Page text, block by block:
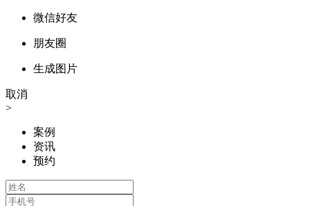
微信好友
朋友圈
生成图片
取消
>
案例
资讯
预约